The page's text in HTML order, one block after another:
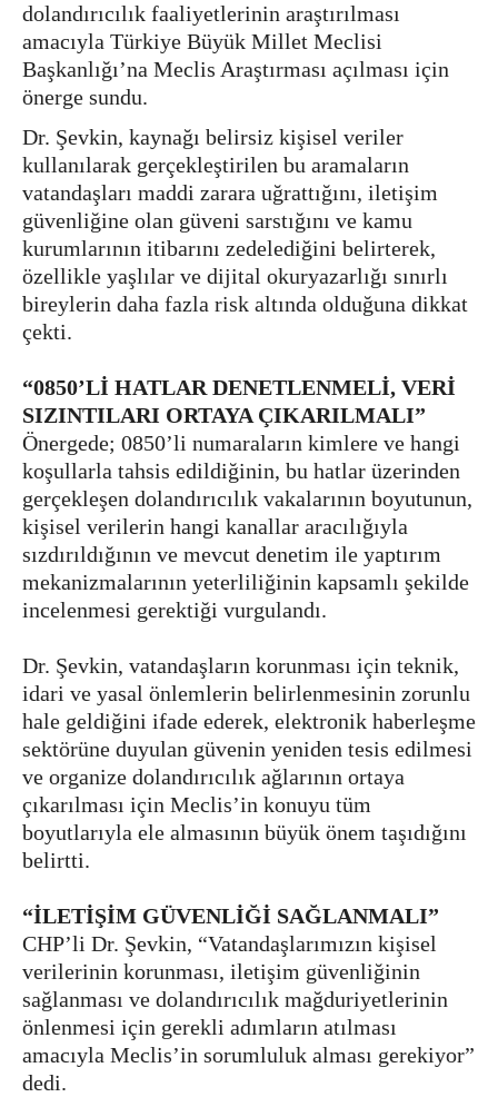
dolandırıcılık faaliyetlerinin araştırılması
amacıyla Türkiye Büyük Millet Meclisi
Başkanlığı’na Meclis Araştırması açılması için
önerge sundu.
Dr. Şevkin, kaynağı belirsiz kişisel veriler
kullanılarak gerçekleştirilen bu aramaların
vatandaşları maddi zarara uğrattığını, iletişim
güvenliğine olan güveni sarstığını ve kamu
kurumlarının itibarını zedelediğini belirterek,
özellikle yaşlılar ve dijital okuryazarlığı sınırlı
bireylerin daha fazla risk altında olduğuna dikkat
çekti.
“0850’Lİ HATLAR DENETLENMELİ, VERİ
SIZINTILARI ORTAYA ÇIKARILMALI”
Önergede; 0850’li numaraların kimlere ve hangi
koşullarla tahsis edildiğinin, bu hatlar üzerinden
gerçekleşen dolandırıcılık vakalarının boyutunun,
kişisel verilerin hangi kanallar aracılığıyla
sızdırıldığının ve mevcut denetim ile yaptırım
mekanizmalarının yeterliliğinin kapsamlı şekilde
incelenmesi gerektiği vurgulandı.
Dr. Şevkin, vatandaşların korunması için teknik,
idari ve yasal önlemlerin belirlenmesinin zorunlu
hale geldiğini ifade ederek, elektronik haberleşme
sektörüne duyulan güvenin yeniden tesis edilmesi
ve organize dolandırıcılık ağlarının ortaya
çıkarılması için Meclis’in konuyu tüm
boyutlarıyla ele almasının büyük önem taşıdığını
belirtti.
“İLETİŞİM GÜVENLİĞİ SAĞLANMALI”
CHP’li Dr. Şevkin, “Vatandaşlarımızın kişisel
verilerinin korunması, iletişim güvenliğinin
sağlanması ve dolandırıcılık mağduriyetlerinin
önlenmesi için gerekli adımların atılması
amacıyla Meclis’in sorumluluk alması gerekiyor”
dedi.